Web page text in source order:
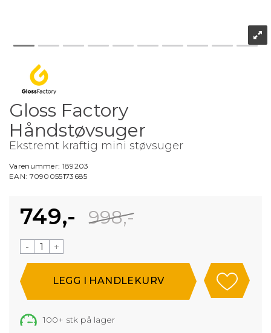
Gloss Factory
Håndstøvsuger
Ekstremt kraftig mini støvsuger
Varenummer: 189203
EAN: 7090055173685
749,- 998,-
- +
100+ stk på lager